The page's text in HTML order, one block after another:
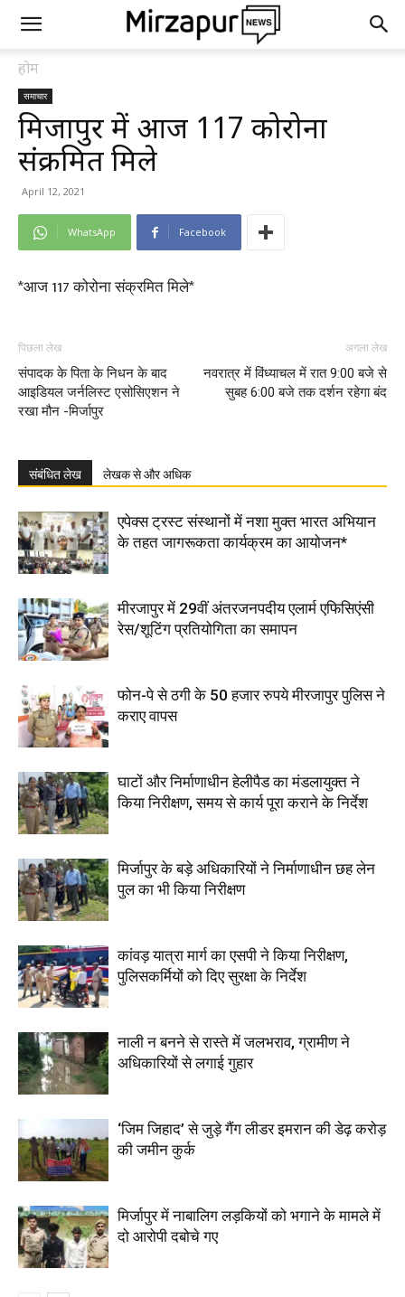
होम
समाचार
मिर्जापुर में आज 117 कोरोना
संक्रमित मिले
April 12, 2021
WhatsApp Facebook
*आज 117 कोरोना संक्रमित मिले*
पिछला लेख
संपादक के पिता के निधन के बाद
आइडियल जर्नलिस्ट एसोसिएशन ने
रखा मौन -मिर्जापुर
अगला लेख
नवरात्र में विंध्याचल में रात 9:00 बजे से
सुबह 6:00 बजे तक दर्शन रहेगा बंद
संबंधित लेख लेखक से और अधिक
एपेक्स ट्रस्ट संस्थानों में नशा मुक्त भारत अभियान
के तहत जागरूकता कार्यक्रम का आयोजन*
मीरजापुर में 29वीं अंतरजनपदीय एलार्म एफिसिएंसी
रेस/शूटिंग प्रतियोगिता का समापन
फोन-पे से ठगी के 50 हजार रुपये मीरजापुर पुलिस ने
कराए वापस
घाटों और निर्माणाधीन हेलीपैड का मंडलायुक्त ने
किया निरीक्षण, समय से कार्य पूरा कराने के निर्देश
मिर्जापुर के बड़े अधिकारियों ने निर्माणाधीन छह लेन
पुल का भी किया निरीक्षण
कांवड़ यात्रा मार्ग का एसपी ने किया निरीक्षण,
पुलिसकर्मियों को दिए सुरक्षा के निर्देश
नाली न बनने से रास्ते में जलभराव, ग्रामीण ने
अधिकारियों से लगाई गुहार
‘जिम जिहाद’ से जुड़े गैंग लीडर इमरान की डेढ़ करोड़
की जमीन कुर्क
मिर्जापुर में नाबालिग लड़कियों को भगाने के मामले में
दो आरोपी दबोचे गए